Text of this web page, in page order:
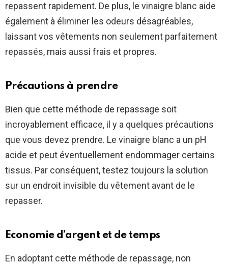
repassent rapidement. De plus, le vinaigre blanc aide
également à éliminer les odeurs désagréables,
laissant vos vêtements non seulement parfaitement
repassés, mais aussi frais et propres.
Précautions à prendre
Bien que cette méthode de repassage soit
incroyablement efficace, il y a quelques précautions
que vous devez prendre. Le vinaigre blanc a un pH
acide et peut éventuellement endommager certains
tissus. Par conséquent, testez toujours la solution
sur un endroit invisible du vêtement avant de le
repasser.
Economie d’argent et de temps
En adoptant cette méthode de repassage, non